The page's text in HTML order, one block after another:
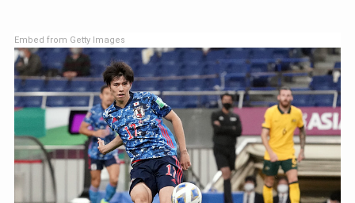
Embed from Getty Images